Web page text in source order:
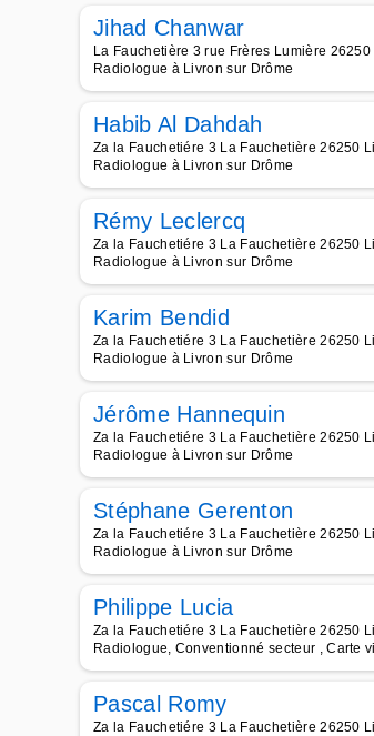
Jihad Chanwar
La Fauchetière 3 rue Frères Lumière
Radiologue à Livron sur Drôme
Habib Al Dahdah
Za la Fauchetiére 3 La Fauchetière 26250
Radiologue à Livron sur Drôme
Rémy Leclercq
Za la Fauchetiére 3 La Fauchetière 26250
Radiologue à Livron sur Drôme
Karim Bendid
Za la Fauchetiére 3 La Fauchetière 26250
Radiologue à Livron sur Drôme
Jérôme Hannequin
Za la Fauchetiére 3 La Fauchetière 26250
Radiologue à Livron sur Drôme
Stéphane Gerenton
Za la Fauchetiére 3 La Fauchetière 26250
Radiologue à Livron sur Drôme
Philippe Lucia
Za la Fauchetiére 3 La Fauchetière 26250
Radiologue, Conventionné secteur , Carte
Pascal Romy
Za la Fauchetiére 3 La Fauchetière 26250